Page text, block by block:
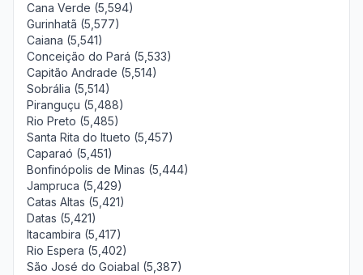
Cana Verde (5,594)
Gurinhatã (5,577)
Caiana (5,541)
Conceição do Pará (5,533)
Capitão Andrade (5,514)
Sobrália (5,514)
Piranguçu (5,488)
Rio Preto (5,485)
Santa Rita do Itueto (5,457)
Caparaó (5,451)
Bonfinópolis de Minas (5,444)
Jampruca (5,429)
Catas Altas (5,421)
Datas (5,421)
Itacambira (5,417)
Rio Espera (5,402)
São José do Goiabal (5,387)